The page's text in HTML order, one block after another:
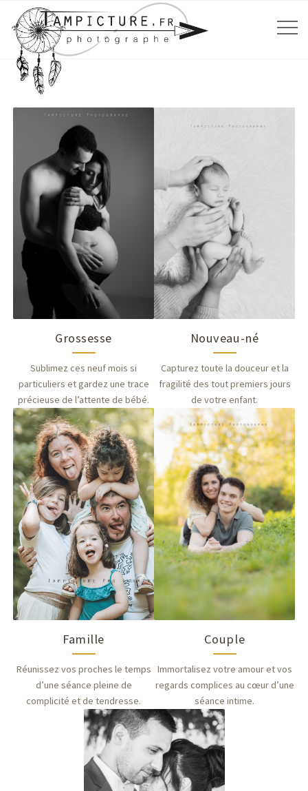
Grossesse
Sublimez ces neuf mois si
particuliers et gardez une trace
précieuse de l’attente de bébé.
Nouveau-né
Capturez toute la douceur et la
fragilité des tout premiers jours
de votre enfant.
Famille
Réunissez vos proches le temps
d’une séance pleine de
complicité et de tendresse.
Couple
Immortalisez votre amour et vos
regards complices au cœur d’une
séance intime.